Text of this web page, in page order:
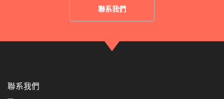
聯系我們
聯系我們